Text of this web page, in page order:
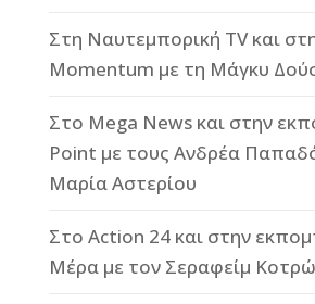
Στη Ναυτεμπορική TV και
Momentum με τη Μάγκυ
Στο Mega News και στην
Point με τους Ανδρέα
Μαρία Αστερίου
Στο Action 24 και στην
Μέρα με τον Σεραφείμ